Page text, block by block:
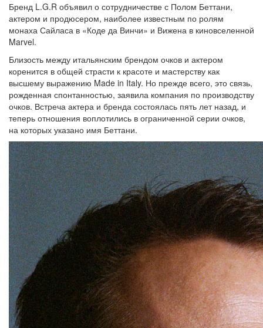
Бренд L.G.R объявил о сотрудничестве с Полом Беттани,
актером и продюсером, наиболее известным по ролям
монаха Сайласа в «Коде да Винчи» и Вижена в киновселенной
Marvel.
Близость между итальянским брендом очков и актером
коренится в общей страсти к красоте и мастерству как
высшему выражению Made in Italy. Но прежде всего, это связь,
рожденная спонтанностью, заявила компания по производству
очков. Встреча актера и бренда состоялась пять лет назад, и
теперь отношения воплотились в ограниченной серии очков,
на которых указано имя Беттани.